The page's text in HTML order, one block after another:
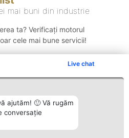
Live chat
ajutăm! 🙂 Vă rugăm
conversație
mai buni din industrie
ta? Verificați motorul
cele mai bune servicii!